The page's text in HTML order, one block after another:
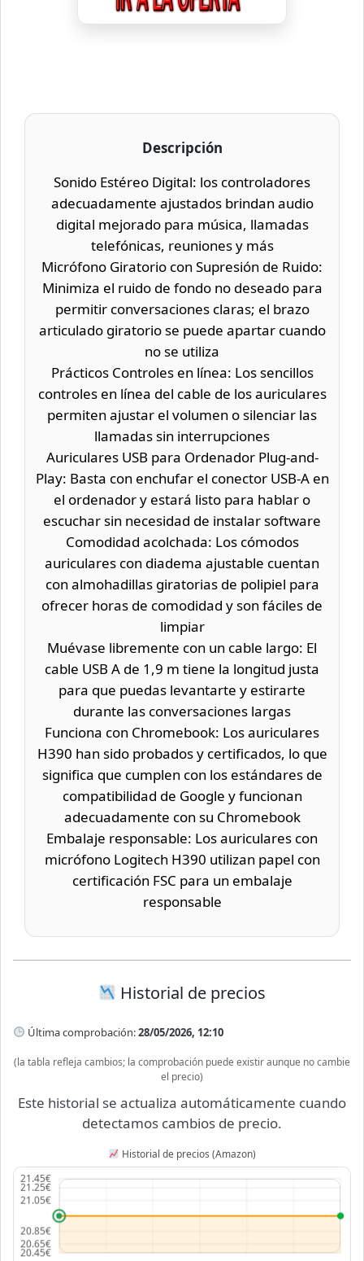
Descripción
Sonido Estéreo Digital: los controladores
adecuadamente ajustados brindan audio
digital mejorado para música, llamadas
telefónicas, reuniones y más
Micrófono Giratorio con Supresión de Ruido:
Minimiza el ruido de fondo no deseado para
permitir conversaciones claras; el brazo
articulado giratorio se puede apartar cuando
no se utiliza
Prácticos Controles en línea: Los sencillos
controles en línea del cable de los auriculares
permiten ajustar el volumen o silenciar las
llamadas sin interrupciones
Auriculares USB para Ordenador Plug-and-
Play: Basta con enchufar el conector USB-A en
el ordenador y estará listo para hablar o
escuchar sin necesidad de instalar software
Comodidad acolchada: Los cómodos
auriculares con diadema ajustable cuentan
con almohadillas giratorias de polipiel para
ofrecer horas de comodidad y son fáciles de
limpiar
Muévase libremente con un cable largo: El
cable USB A de 1,9 m tiene la longitud justa
para que puedas levantarte y estirarte
durante las conversaciones largas
Funciona con Chromebook: Los auriculares
H390 han sido probados y certificados, lo que
significa que cumplen con los estándares de
compatibilidad de Google y funcionan
adecuadamente con su Chromebook
Embalaje responsable: Los auriculares con
micrófono Logitech H390 utilizan papel con
certificación FSC para un embalaje
responsable
Historial de precios
Última comprobación:28/05/2026, 12:10
(la tabla refleja cambios; la comprobación puede existir aunque no cambie
el precio)
Este historial se actualiza automáticamente cuando
detectamos cambios de precio.
Historial de precios (Amazon)